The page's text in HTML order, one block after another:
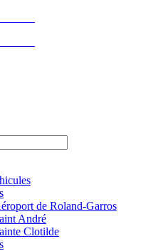
de Roland-Garros
André
Clotilde